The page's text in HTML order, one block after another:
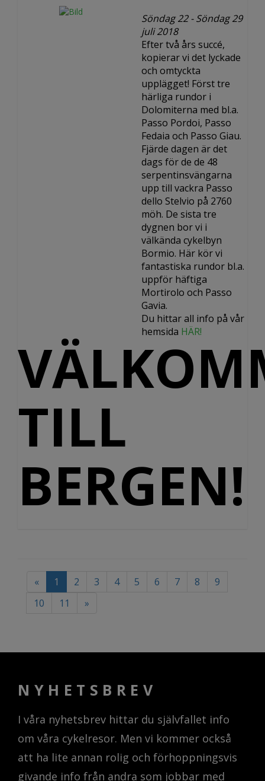
Söndag 22 - Söndag 29
juli 2018
Efter två års succé,
kopierar vi det lyckade
och omtyckta
upplägget! Först tre
härliga rundor i
Dolomiterna med bl.a.
Passo Pordoi, Passo
Fedaia och Passo Giau.
Fjärde dagen är det
dags för de de 48
serpentinsvängarna
upp till vackra Passo
dello Stelvio på 2760
möh. De sista tre
dygnen bor vi i
välkända cykelbyn
Bormio. Här kör vi
fantastiska rundor bl.a.
uppför häftiga
Mortirolo och Passo
Gavia.
Du hittar all info på vår
hemsida HÄR!
TILL
BERGEN!
« 1 2 3 4 5 6 7 8
9
10
11 »
NYHETSBREV
I våra nyhetsbrev hittar du självfallet info
om våra cykelresor. Men vi kommer också
att ha lite annan rolig och förhoppningsvis
givande info från andra som jobbar med